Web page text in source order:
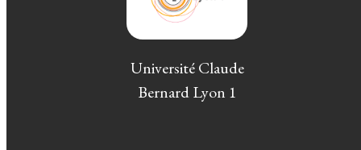
Université Claude
Bernard Lyon 1